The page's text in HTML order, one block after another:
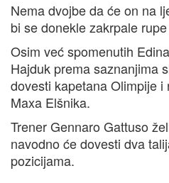
Nema dvojbe da će on na
bi se donekle zakrpale
Osim već spomenutih
Hajduk prema saznanjima
dovesti kapetana Olimpije
Maxa Elšnika.
Trener Gennaro Gattuso
navodno će dovesti dva
pozicijama.